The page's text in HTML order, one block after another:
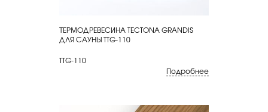
КУПИТЬ
ТЕРМОДРЕВЕСИНА TECTONA GRANDIS
ДЛЯ САУНЫ TTG-110
TTG-110
Подробнее